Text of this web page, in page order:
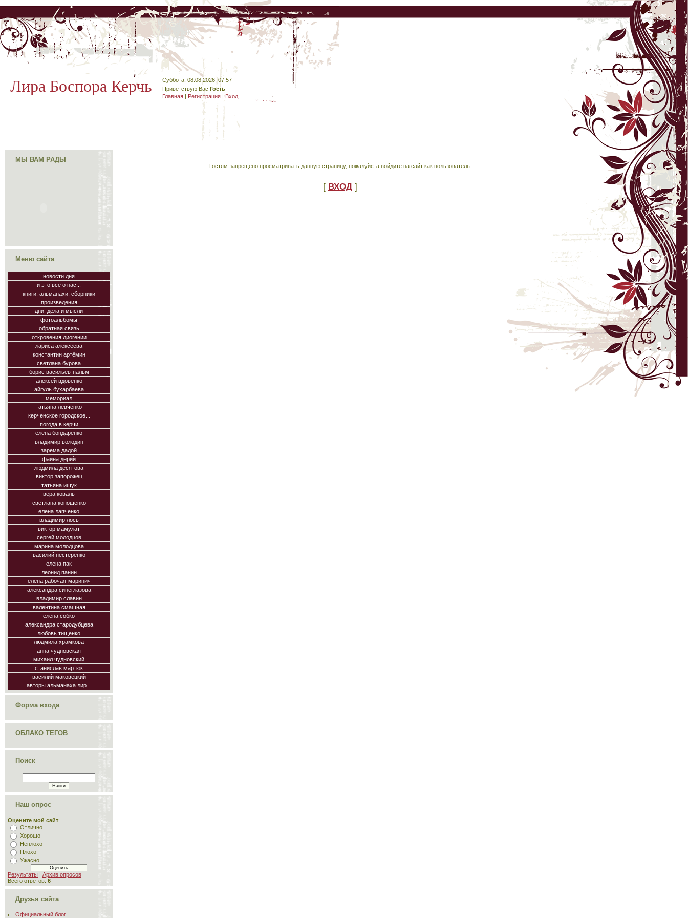
Лира Боспора Керчь
Суббота, 08.08.2026, 07:57
Приветствую Вас Гость
Главная | Регистрация |Вход
МЫ ВАМ РАДЫ
Меню сайта
новости дня
и это всё о нас...
книги, альманахи, сборники
произведения
дни. дела и мысли
фотоальбомы
обратная связь
откровения диогении
лариса алексеева
константин артёмин
светлана бурова
борис васильев-пальм
алексей вдовенко
айгуль бухарбаева
мемориал
татьяна левченко
керченское городское...
погода в керчи
елена бондаренко
владимир володин
зарема дадой
фаина дерий
людмила десятова
виктор запорожец
татьяна ищук
вера коваль
светлана коношенко
елена лапченко
владимир лось
виктор мамулат
сергей молодцов
марина молодцова
василий нестеренко
елена пак
леонид панин
елена рабочая-маринич
александра синеглазова
владимир славин
валентина смашная
елена собко
александра стародубцева
любовь тищенко
людмила храмкова
анна чудновская
михаил чудновский
станислав мартюк
василий маковецкий
авторы альманаха лир...
Форма входа
ОБЛАКО ТЕГОВ
Поиск
Наш опрос
Оцените мой сайт
Отлично
Хорошо
Неплохо
Плохо
Ужасно
Результаты | Архив опросов
Всего ответов: 6
Друзья сайта
Официальный блог
Гостям запрещено просматривать данную страницу, пожалуйста войдите на сайт как пользователь.
[ ВХОД ]